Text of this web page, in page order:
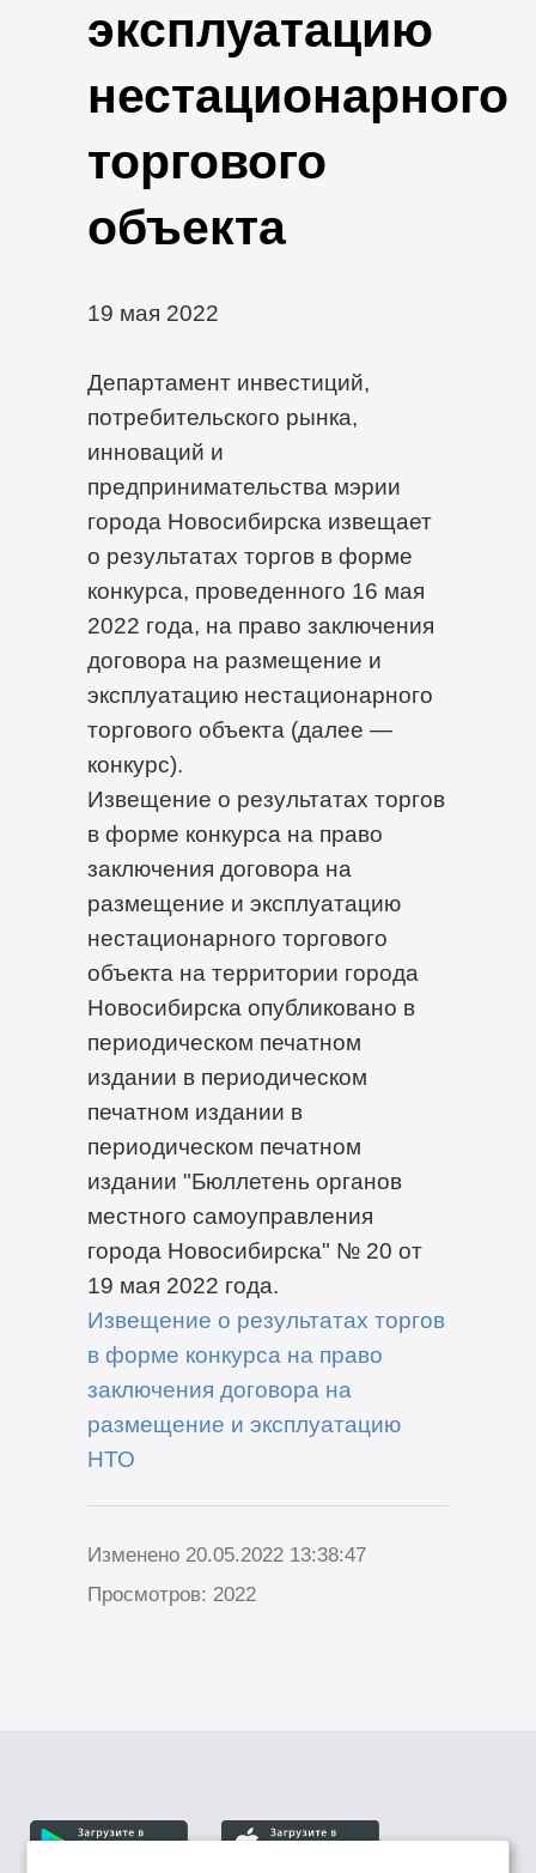
эксплуатацию
нестационарного
торгового
объекта
19 мая 2022
Департамент инвестиций,
потребительского рынка,
инноваций и
предпринимательства мэрии
города Новосибирска извещает
о результатах торгов в форме
конкурса, проведенного 16 мая
2022 года, на право заключения
договора на размещение и
эксплуатацию нестационарного
торгового объекта (далее —
конкурс).
Извещение о результатах торгов
в форме конкурса на право
заключения договора на
размещение и эксплуатацию
нестационарного торгового
объекта на территории города
Новосибирска опубликовано в
периодическом печатном
издании в периодическом
печатном издании в
периодическом печатном
издании "Бюллетень органов
местного самоуправления
города Новосибирска" № 20 от
19 мая 2022 года.
Извещение о результатах торгов
в форме конкурса на право
заключения договора на
размещение и эксплуатацию
НТО
Изменено 20.05.2022 13:38:47
Просмотров: 2022